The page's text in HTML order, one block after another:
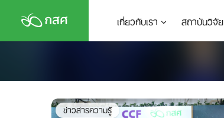
content
เกี่ยวกับเรา สถาบันวิจัย
ข่าวสารความรู้